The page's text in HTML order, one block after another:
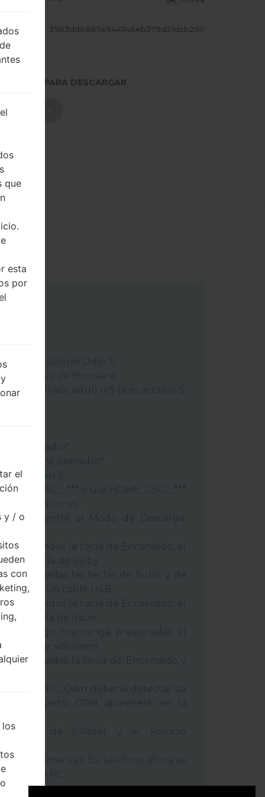
3963dd6887a944746eb379d21dcb250
PARA DESCARGAR
DESCARGAR
versión de
el archivo de firmware.
1, elíjalo aquí) o 5 (si es archivo 5,
y operador"
a Odin 3.
use CSC _ *** o use HOME_CSC _ ***
y entre al Modo de Descarga.
presionados la tecla de Encendido, el
y la tecla de Bixby.
presionadas las teclas de Subir y de
un cable USB.
presionados la tecla de Encendido, el
y la tecla de Inicio.
luego mantenga presionados el
de Bajar volumen.
presionados la tecla de Encendido y
de F.Reset y el Reinicio
tecla Comenzar. Su teléfono ahora se
de la PC
que
esta
por
el
y / o
con
los